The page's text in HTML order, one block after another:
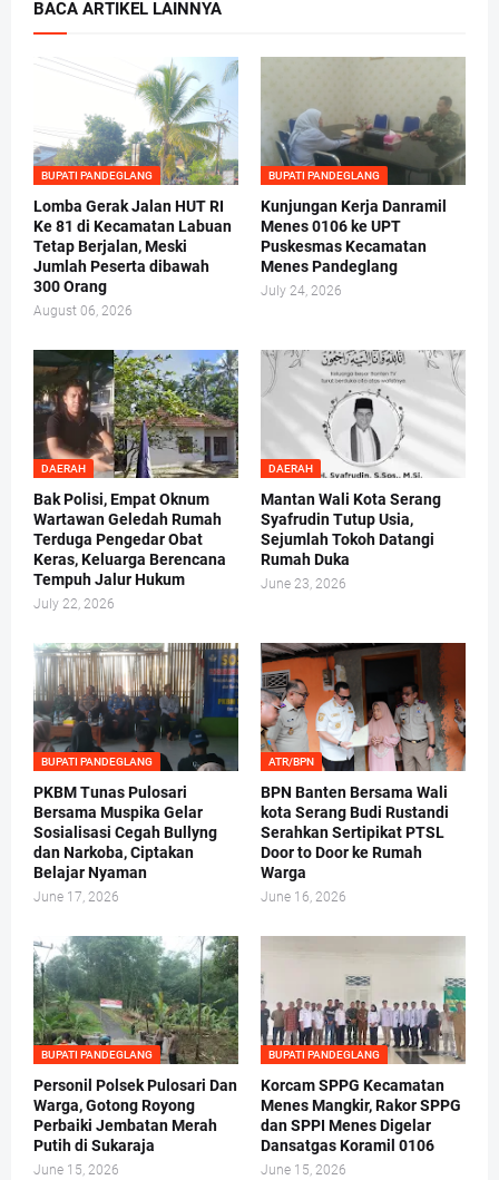
BACA ARTIKEL LAINNYA
BUPATI PANDEGLANG
Lomba Gerak Jalan HUT RI
Ke 81 di Kecamatan Labuan
Tetap Berjalan, Meski
Jumlah Peserta dibawah
300 Orang
August 06, 2026
BUPATI PANDEGLANG
Kunjungan Kerja Danramil
Menes 0106 ke UPT
Puskesmas Kecamatan
Menes Pandeglang
July 24, 2026
DAERAH
Bak Polisi, Empat Oknum
Wartawan Geledah Rumah
Terduga Pengedar Obat
Keras, Keluarga Berencana
Tempuh Jalur Hukum
July 22, 2026
DAERAH
Mantan Wali Kota Serang
Syafrudin Tutup Usia,
Sejumlah Tokoh Datangi
Rumah Duka
June 23, 2026
BUPATI PANDEGLANG
PKBM Tunas Pulosari
Bersama Muspika Gelar
Sosialisasi Cegah Bullyng
dan Narkoba, Ciptakan
Belajar Nyaman
June 17, 2026
ATR/BPN
BPN Banten Bersama Wali
kota Serang Budi Rustandi
Serahkan Sertipikat PTSL
Door to Door ke Rumah
Warga
June 16, 2026
BUPATI PANDEGLANG
Personil Polsek Pulosari Dan
Warga, Gotong Royong
Perbaiki Jembatan Merah
Putih di Sukaraja
June 15, 2026
BUPATI PANDEGLANG
Korcam SPPG Kecamatan
Menes Mangkir, Rakor SPPG
dan SPPI Menes Digelar
Dansatgas Koramil 0106
June 15, 2026